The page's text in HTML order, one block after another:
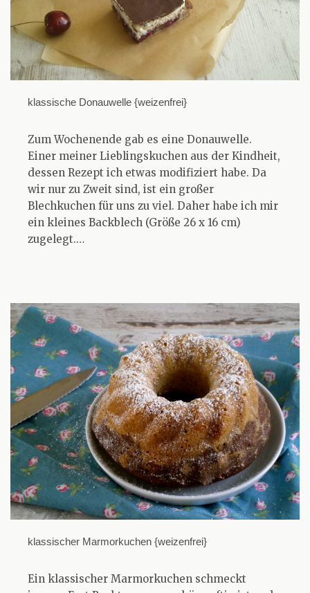
klassische Donauwelle {weizenfrei}
Zum Wochenende gab es eine Donauwelle.
Einer meiner Lieblingskuchen aus der Kindheit,
dessen Rezept ich etwas modifiziert habe. Da
wir nur zu Zweit sind, ist ein großer
Blechkuchen für uns zu viel. Daher habe ich mir
ein kleines Backblech (Größe 26 x 16 cm)
zugelegt.…
klassischer Marmorkuchen {weizenfrei}
Ein klassischer Marmorkuchen schmeckt